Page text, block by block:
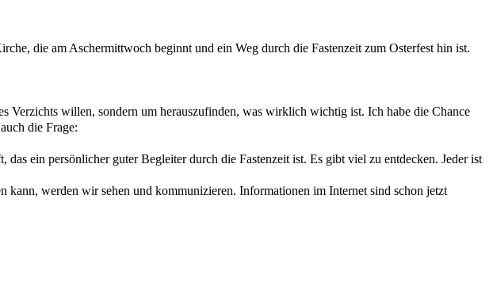
die am Aschermittwoch beginnt und ein Weg durch die Fastenzeit zum Osterfest hin ist.
Verzichts willen, sondern um herauszufinden, was wirklich wichtig ist. Ich habe die Chance
die Frage:
ein persönlicher guter Begleiter durch die Fastenzeit ist. Es gibt viel zu entdecken. Jeder ist
werden wir sehen und kommunizieren. Informationen im Internet sind schon jetzt